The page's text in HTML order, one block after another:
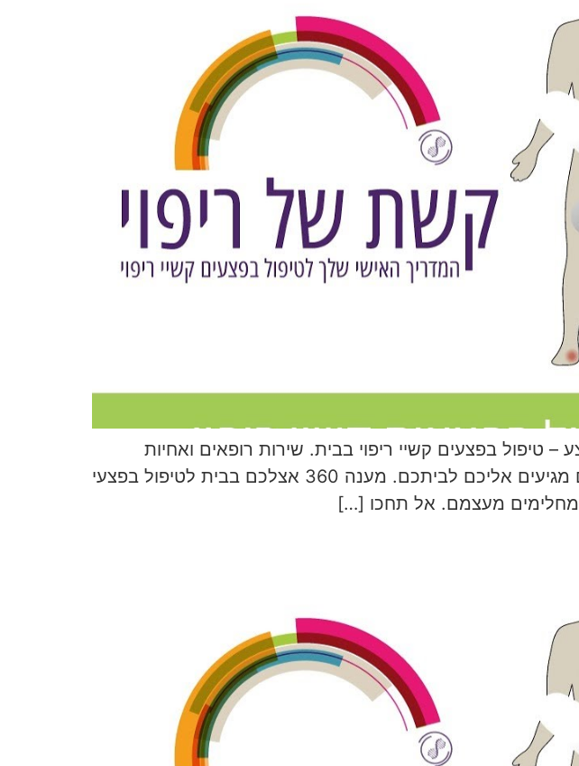
טיפול בפצעים קשיי ריפוי בבית. שירות רופאים ואחיות
מומחים לטיפול בפצעים קשיי ריפוי ובעלי מיומנות מיוחדת וניסיון רב שנים מגיעים אליכם לביתכם. מענה 360 אצלכם בבית לטיפול בפצעי
מחלימים מעצמם. אל תחכו […]